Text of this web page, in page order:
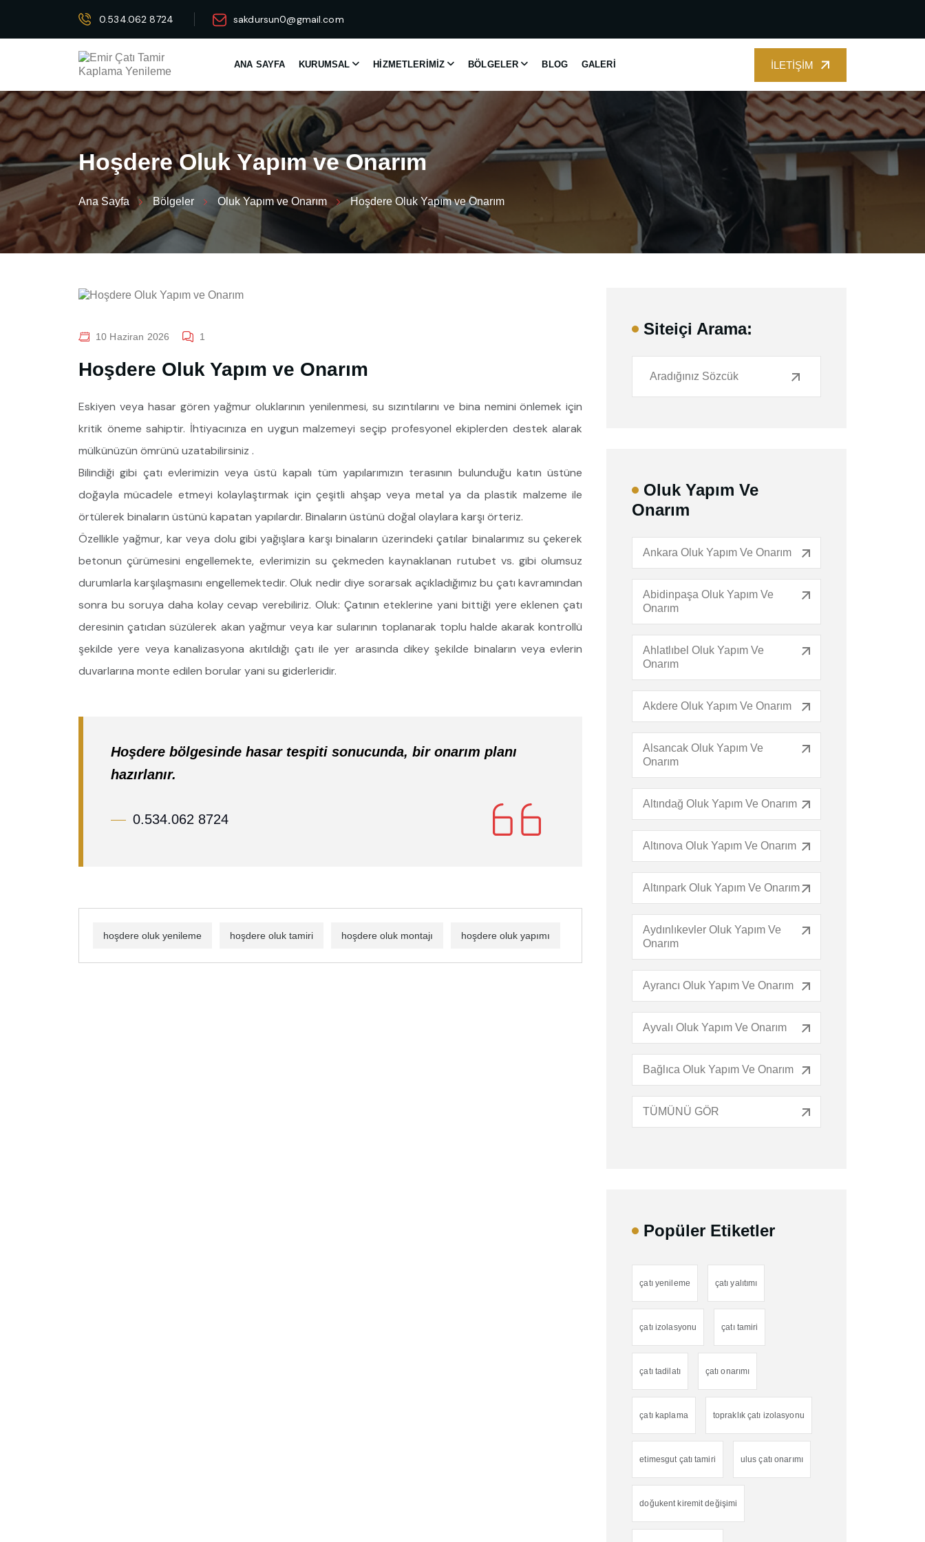
0.534.062 8724 sakdursun0@gmail.com
ANA SAYFA KURUMSAL HIZMETLERIMIZ BÖLGELER BLOG GALERI
İLETIŞIM
Hoşdere Oluk Yapım ve Onarım
Ana Sayfa Bölgeler Oluk Yapım ve Onarım Hoşdere Oluk Yapım ve Onarım
10 Haziran 2026 1
Hoşdere Oluk Yapım ve Onarım
Eskiyen veya hasar gören yağmur oluklarının yenilenmesi, su sızıntılarını ve bina nemini önlemek için
kritik öneme sahiptir. İhtiyacınıza en uygun malzemeyi seçip profesyonel ekiplerden destek alarak
mülkünüzün ömrünü uzatabilirsiniz .
Bilindiği gibi çatı evlerimizin veya üstü kapalı tüm yapılarımızın terasının bulunduğu katın üstüne
doğayla mücadele etmeyi kolaylaştırmak için çeşitli ahşap veya metal ya da plastik malzeme ile
örtülerek binaların üstünü kapatan yapılardır. Binaların üstünü doğal olaylara karşı örteriz.
Özellikle yağmur, kar veya dolu gibi yağışlara karşı binaların üzerindeki çatılar binalarımız su çekerek
betonun çürümesini engellemekte, evlerimizin su çekmeden kaynaklanan rutubet vs. gibi olumsuz
durumlarla karşılaşmasını engellemektedir. Oluk nedir diye sorarsak açıkladığımız bu çatı kavramından
sonra bu soruya daha kolay cevap verebiliriz. Oluk: Çatının eteklerine yani bittiği yere eklenen çatı
deresinin çatıdan süzülerek akan yağmur veya kar sularının toplanarak toplu halde akarak kontrollü
şekilde yere veya kanalizasyona akıtıldığı çatı ile yer arasında dikey şekilde binaların veya evlerin
duvarlarına monte edilen borular yani su giderleridir.
Hoşdere bölgesinde hasar tespiti sonucunda, bir onarım planı
hazırlanır.
0.534.062 8724
hoşdere oluk yenileme hoşdere oluk tamiri hoşdere oluk montajı hoşdere oluk yapımı
Siteiçi Arama:
Oluk Yapım Ve
Onarım
Ankara Oluk Yapım Ve Onarım
Abidinpaşa Oluk Yapım Ve
Onarım
Ahlatlıbel Oluk Yapım Ve
Onarım
Akdere Oluk Yapım Ve Onarım
Alsancak Oluk Yapım Ve
Onarım
Altındağ Oluk Yapım Ve Onarım
Altınova Oluk Yapım Ve Onarım
Altınpark Oluk Yapım Ve Onarım
Aydınlıkevler Oluk Yapım Ve
Onarım
Ayrancı Oluk Yapım Ve Onarım
Ayvalı Oluk Yapım Ve Onarım
Bağlıca Oluk Yapım Ve Onarım
TÜMÜNÜ GÖR
Popüler Etiketler
çatı yenileme çatı yalıtımı
çatı izolasyonu çatı tamiri
çatı tadilatı çatı onarımı
çatı kaplama topraklık çatı izolasyonu
etimesgut çatı tamiri ulus çatı onarımı
doğukent kiremit değişimi